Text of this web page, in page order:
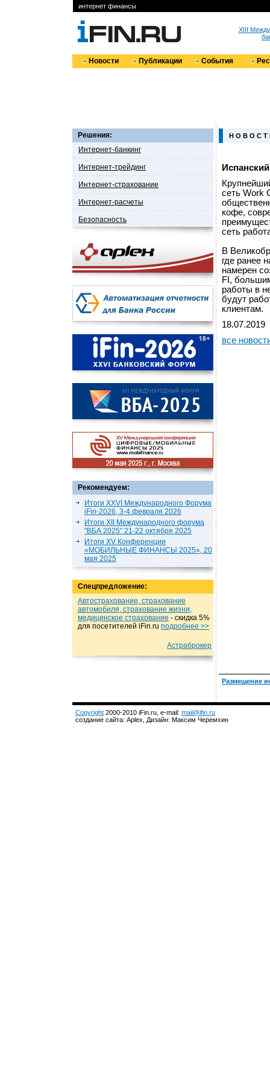
интернет финансы
XIII
Новости Публикации События
Решения:
Интернет-банкинг
Интернет-трейдинг
Интернет-страхование
Интернет-расчеты
Безопасность
Рекомендуем:
Итоги XXVI Международного Форума
iFin-2026, 3-4 февраля 2026
Итоги XII Международного форума
"ВБА 2025" 21-22 октября 2025
Итоги XV Конференции
«МОБИЛЬНЫЕ ФИНАНСЫ 2025», 20
мая 2025
Спецпредложение:
Автострахование, страхование
автомобиля, страхование жизни,
медицинское страхование - cкидка 5%
для посетителей iFin.ru подробнеe >>
Астраброкер
Н О В О С Т
сеть Work
кофе,
сеть
В
где ранее
намерен
FI,
работы в
будут
клиентам.
18.07.2019
все
Размещение
Copyright 2000-2010 iFin.ru, e-mail: mail@ifin.ru
создание сайта: Aplex, Дизайн: Максим Черемхин